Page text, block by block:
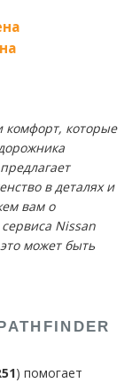
комфорт, которые
в деталях и
вам о
Nissan
может быть
51) помогает